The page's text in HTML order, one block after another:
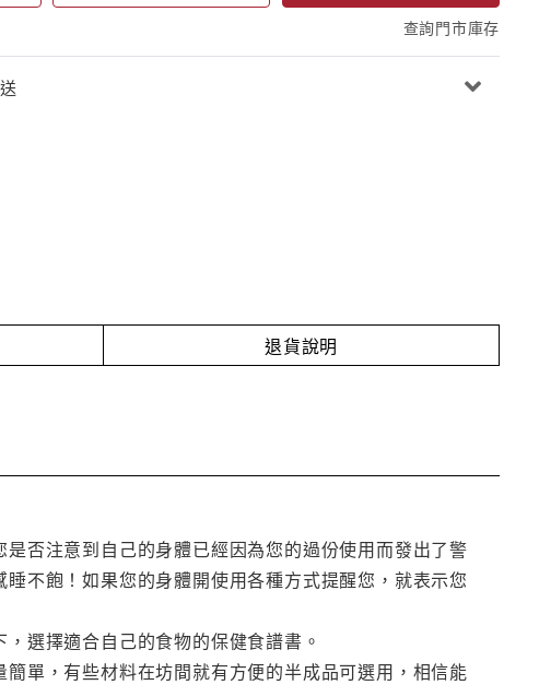
查詢門市庫存
退貨說明
否注意到自己的身體已經因為您的過份使用而發出了警
不飽！如果您的身體開使用各種方式提醒您，就表示您
選擇適合自己的食物的保健食譜書。
單，有些材料在坊間就有方便的半成品可選用，相信能